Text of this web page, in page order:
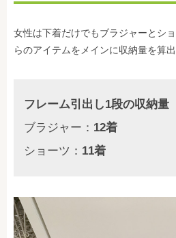
女性は下着だけでもブラジャーとシ
らのアイテムをメインに収納量を算出
フレーム引出し1段の収納量
ブラジャー： 12着
ショーツ： 11着